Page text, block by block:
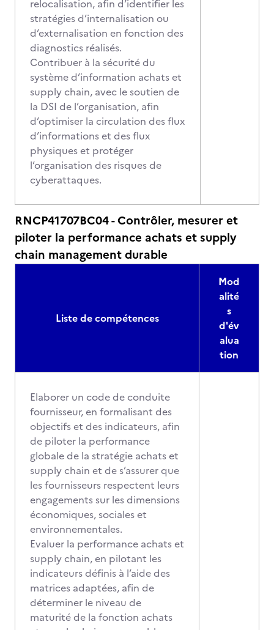
relocalisation, afin d’identifier les
stratégies d’internalisation ou
d’externalisation en fonction des
diagnostics réalisés.
Contribuer à la sécurité du
système d’information achats et
supply chain, avec le soutien de
la DSI de l’organisation, afin
d’optimiser la circulation des flux
d’informations et des flux
physiques et protéger
l’organisation des risques de
cyberattaques.
RNCP41707BC04 - Contrôler, mesurer et
piloter la performance achats et supply
chain management durable
Liste de compétences
Mod
alité
s
d'év
alua
tion
Elaborer un code de conduite
fournisseur, en formalisant des
objectifs et des indicateurs, afin
de piloter la performance
globale de la stratégie achats et
supply chain et de s’assurer que
les fournisseurs respectent leurs
engagements sur les dimensions
économiques, sociales et
environnementales.
Evaluer la performance achats et
supply chain, en pilotant les
indicateurs définis à l’aide des
matrices adaptées, afin de
déterminer le niveau de
maturité de la fonction achats